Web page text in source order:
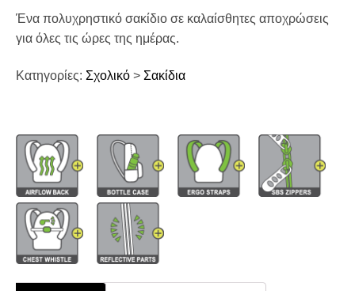
Ένα πολυχρηστικό σακίδιο σε καλαίσθητες αποχρώσεις
για όλες τις ώρες της ημέρας.
Κατηγορίες: Σχολικό > Σακίδια